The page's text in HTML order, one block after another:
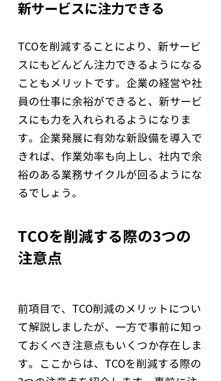
新サービスに注力できる
TCOを削減することにより、新サービ
スにもどんどん注力できるようになる
こともメリットです。企業の経営や社
員の仕事に余裕ができると、新サービ
スにも力を入れられるようになりま
す。企業発展に有効な新設備を導入で
きれば、作業効率も向上し、社内で余
裕のある業務サイクルが回るようにな
るでしょう。
TCOを削減する際の3つの
注意点
前項目で、 TCO削減のメリットについ
て解説しましたが、一方で事前に知っ
ておくべき注意点もいくつか存在しま
す。ここからは、 TCOを削減する際の